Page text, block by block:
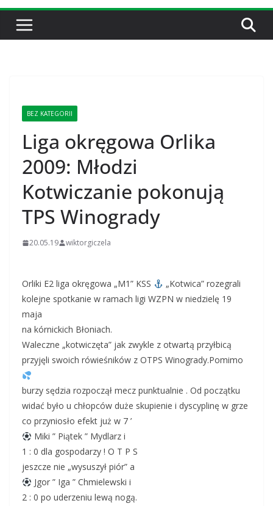
BEZ KATEGORII
Liga okręgowa Orlika
2009: Młodzi
Kotwiczanie pokonują
TPS Winogrady
20.05.19 wiktorgiczela
Orliki E2 liga okręgowa „M1” KSS
„Kotwica” rozegrali
kolejne spotkanie w ramach ligi WZPN w niedzielę 19
maja
na kórnickich Błoniach.
Waleczne „kotwiczęta” jak zwykle z otwartą przyłbicą
przyjęli swoich rówieśników z OTPS Winogrady.Pomimo
burzy sędzia rozpoczął mecz punktualnie . Od początku
widać było u chłopców duże skupienie i dyscyplinę w grze
co przyniosło efekt już w 7 ’
Miki ” Piątek ” Mydlarz i
1 : 0 dla gospodarzy ! O T P S
jeszcze nie „wysuszył piór” a
Jgor ” Iga ” Chmielewski i
2 : 0 po uderzeniu lewą nogą.